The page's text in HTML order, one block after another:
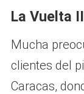
La Vuelta II
Mucha
clientes del
Caracas,